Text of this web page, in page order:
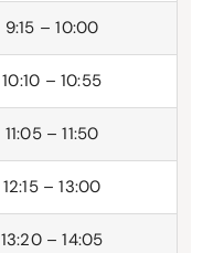
9:15 – 10:00
10:10 – 10:55
11:05 – 11:50
12:15 – 13:00
13:20 – 14:05